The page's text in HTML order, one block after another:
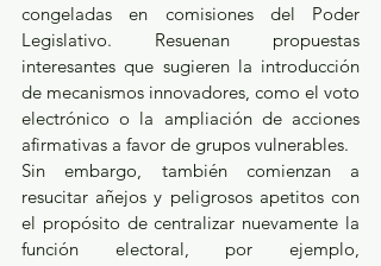
congeladas en comisiones del Poder
Legislativo. Resuenan propuestas
interesantes que sugieren la introducción
de mecanismos innovadores, como el voto
electrónico o la ampliación de acciones
afirmativas a favor de grupos vulnerables.
Sin embargo, también comienzan a
resucitar añejos y peligrosos apetitos con
el propósito de centralizar nuevamente la
función electoral, por ejemplo,